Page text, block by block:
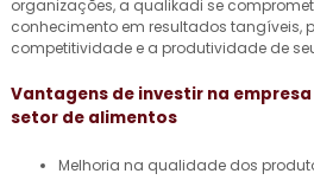
organizações, a qualikadi se
conhecimento em resultados tangíveis,
competitividade e a produtividade de
Vantagens de investir na
setor de alimentos
Melhoria na qualidade dos